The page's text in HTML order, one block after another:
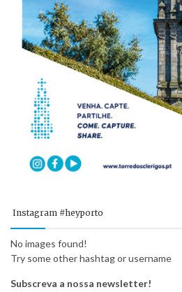
Instagram #heyporto
No images found!
Try some other hashtag or username
Subscreva a nossa newsletter!